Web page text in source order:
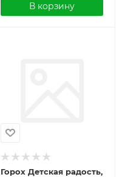
В корзину
Горох Детская радость,